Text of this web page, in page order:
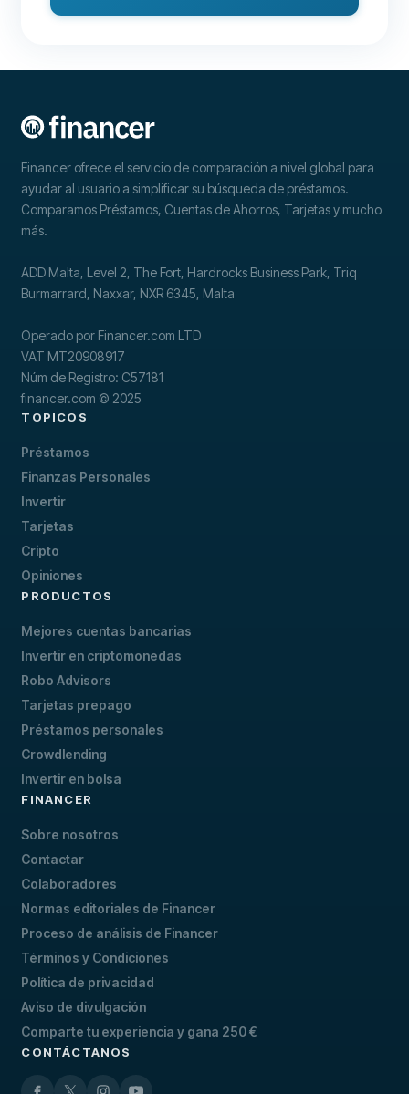
Financer ofrece el servicio de comparación a nivel global para
ayudar al usuario a simplificar su búsqueda de préstamos.
Comparamos Préstamos, Cuentas de Ahorros, Tarjetas y mucho
más.
ADD Malta, Level 2, The Fort, Hardrocks Business Park, Triq
Burmarrard, Naxxar, NXR 6345, Malta
Operado por Financer.com LTD
VAT MT20908917
Núm de Registro: C57181
financer.com © 2025
TOPICOS
Préstamos
Finanzas Personales
Invertir
Tarjetas
Cripto
Opiniones
PRODUCTOS
Mejores cuentas bancarias
Invertir en criptomonedas
Robo Advisors
Tarjetas prepago
Préstamos personales
Crowdlending
Invertir en bolsa
FINANCER
Sobre nosotros
Contactar
Colaboradores
Normas editoriales de Financer
Proceso de análisis de Financer
Términos y Condiciones
Política de privacidad
Aviso de divulgación
Comparte tu experiencia y gana 250 €
CONTÁCTANOS